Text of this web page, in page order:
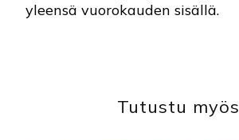
yleensä vuorokauden sisällä.
Tutustu myös